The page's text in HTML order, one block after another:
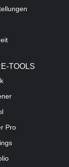
TOOLS
Pro